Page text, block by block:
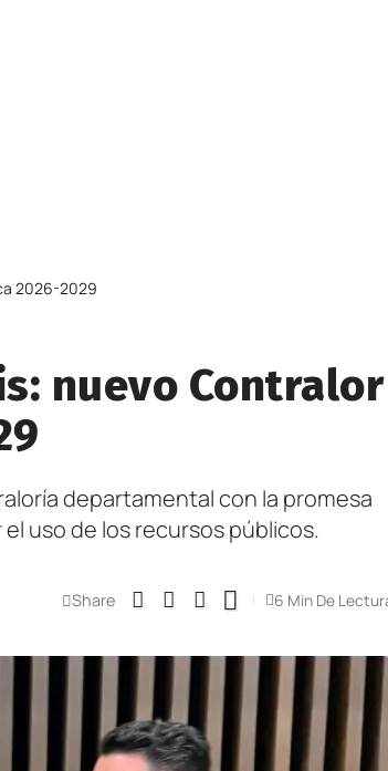
2026-2029
nuevo Contralor
departamental con la promesa
uso de los recursos públicos.
Share 6 Min De